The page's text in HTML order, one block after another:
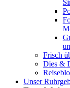
Frisch
Dies &
Unser